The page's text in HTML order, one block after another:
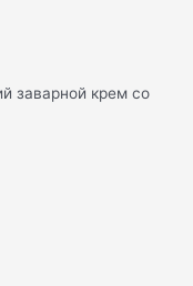
заварной крем со